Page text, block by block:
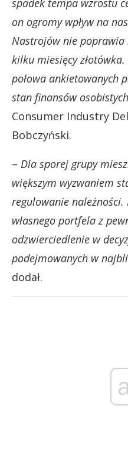
spadek tempa wzrostu
on ogromy wpływ na
Nastrojów nie
kilku miesięcy
połowa ankietowanych
stan finansów osobistych
Consumer Industry
Bobczyński.
– Dla sporej grupy
większym wyzwaniem
regulowanie należności.
własnego portfela z
odzwierciedlenie w
podejmowanych w
dodał.